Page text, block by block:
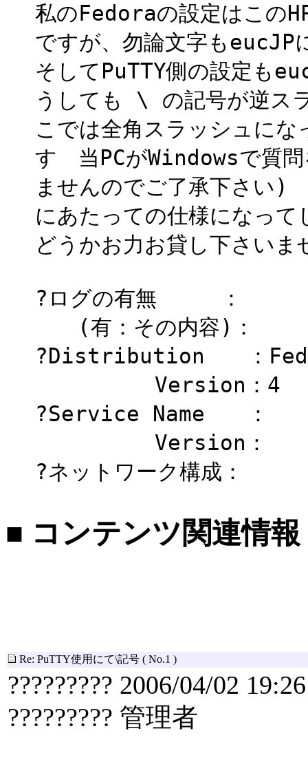
私のFedoraの設定はこの
ですが、勿論文字もeucJP
そしてPuTTY側の設定も
うしても \ の記号が逆ス
こでは全角スラッシュに
す 当PCがWindowsで質問
ませんのでご了承下さい)
にあたっての仕様になっ
どうかお力お貸し下さいま
?ログの有無 ：
(有：その内容)：
?Distribution ：
Version：4
?Service Name ：
Version：
?ネットワーク構成：
■ コンテンツ関連情報
Re: PuTTY使用にて\記号 ( No.1 )
????????? 2006/04/02 19:26
????????? 管理者